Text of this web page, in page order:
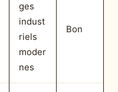
ges
indust
riels
moder
nes
Bon